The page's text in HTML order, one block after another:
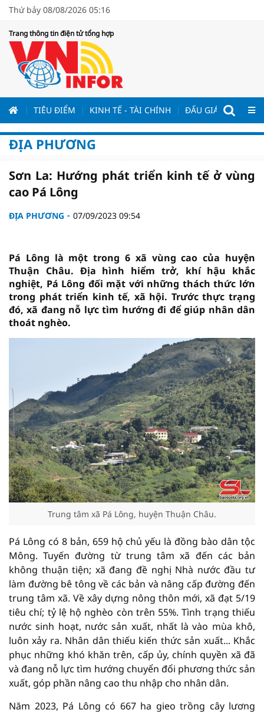
Thứ bảy 08/08/2026 05:16
Trang thông tin điện tử tổng hợp
TIÊU ĐIỂM KINH TẾ - TÀI CHÍNH ĐẤU GIÁ - ĐẤU
ĐỊA PHƯƠNG
Sơn La: Hướng phát triển kinh tế ở vùng
cao Pá Lông
ĐỊA PHƯƠNG 07/09/2023 09:54
Pá Lông là một trong 6 xã vùng cao của huyện
Thuận Châu. Địa hình hiểm trở, khí hậu khắc
nghiệt, Pá Lông đối mặt với những thách thức lớn
trong phát triển kinh tế, xã hội. Trước thực trạng
đó, xã đang nỗ lực tìm hướng đi để giúp nhân dân
thoát nghèo.
Trung tâm xã Pá Lông, huyện Thuận Châu.
Pá Lông có 8 bản, 659 hộ chủ yếu là đồng bào dân tộc
Mông. Tuyến đường từ trung tâm xã đến các bản
không thuận tiện; xã đang đề nghị Nhà nước đầu tư
làm đường bê tông về các bản và nâng cấp đường đến
trung tâm xã. Về xây dựng nông thôn mới, xã đạt 5/19
tiêu chí; tỷ lệ hộ nghèo còn trên 55%. Tình trạng thiếu
nước sinh hoạt, nước sản xuất, nhất là vào mùa khô,
luôn xảy ra. Nhân dân thiếu kiến thức sản xuất... Khắc
phục những khó khăn trên, cấp ủy, chính quyền xã đã
và đang nỗ lực tìm hướng chuyển đổi phương thức sản
xuất, góp phần nâng cao thu nhập cho nhân dân.
Năm 2023, Pá Lông có 667 ha gieo trồng cây lương